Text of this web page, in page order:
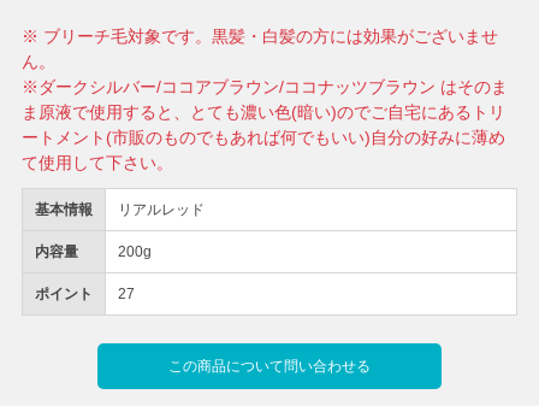
基本情報 リアルレッド
内容量 200g
ポイント 27
この商品について問い合わせる
※ ブリーチ毛対象です。黒髪・白髪の方には効果がございませ
ん。
※ダークシルバー/ココアブラウン/ココナッツブラウン はそのま
ま原液で使用すると、とても濃い色(暗い)のでご自宅にあるトリ
ートメント(市販のものでもあれば何でもいい)自分の好みに薄め
て使用して下さい。